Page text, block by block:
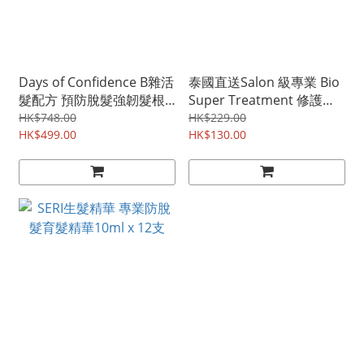
Days of Confidence B雜活
髮配方 預防脫髮強韌髮根
60粒
HK$748.00
HK$499.00
泰國直送Salon 級專業 Bio
Super Treatment 修護焗
油髮膜（1盒有24包)
HK$229.00
HK$130.00